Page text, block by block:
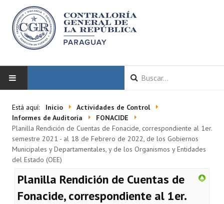
LA CGR
Autoridades
Marco Normativo
Está aquí: Inicio
Actividades de Control
Informes de Auditoría
FONACIDE
Planilla Rendición de Cuentas de Fonacide, correspondiente al 1er.
semestre 2021 - al 18 de Febrero de 2022, de los Gobiernos
Municipales y Departamentales, y de los Organismos y Entidades
del Estado (OEE)
Planilla Rendición de Cuentas de
Fonacide, correspondiente al 1er.